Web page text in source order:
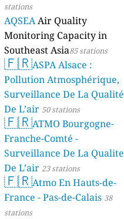
stations
AQSEAAir Quality
Monitoring Capacity in
Southeast Asia85 stations
🇫🇷ASPA Alsace :
Pollution Atmosphérique,
Surveillance De La Qualité
De L’air 50 stations
🇫🇷ATMO Bourgogne-
Franche-Comté -
Surveillance De La Qualite
De L’air 23 stations
🇫🇷Atmo En Hauts-de-
France - Pas-de-Calais 38
stations